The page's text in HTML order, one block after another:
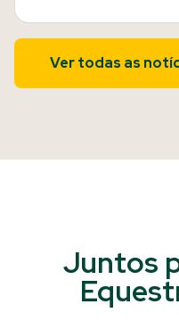
Ver todas as
Juntos